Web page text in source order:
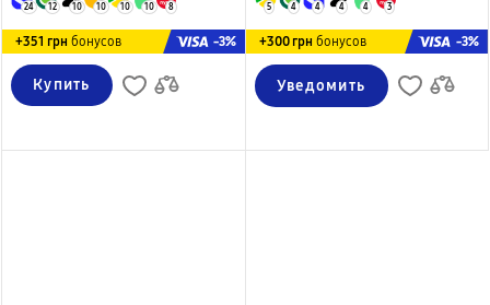
24 12 10 10 10 10 8
+351 грн бонусов -3%
Купить
5 4 4 4 4 3
+300 грн бонусов -3%
Уведомить